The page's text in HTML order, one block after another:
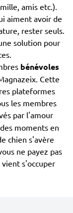
amis etc.).
aiment avoir de
rester seuls.
solution pour
bénévoles
Cette
plateformes
les membres
par l'amour
moments en
chien s'avère
ne payez pas
s'occuper